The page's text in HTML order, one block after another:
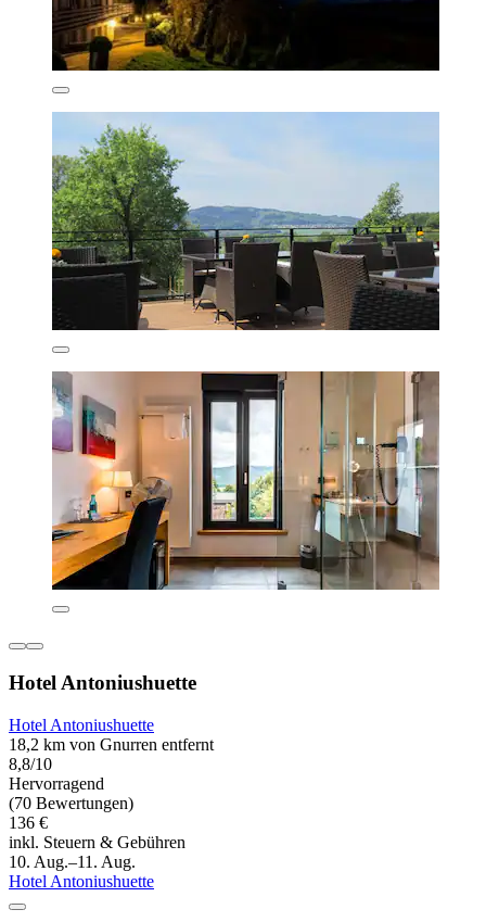
Hotel Antoniushuette
Hotel Antoniushuette
18,2 km von Gnurren entfernt
8,8/10
Hervorragend
(70 Bewertungen)
136 €
inkl. Steuern & Gebühren
10. Aug.–11. Aug.
Hotel Antoniushuette